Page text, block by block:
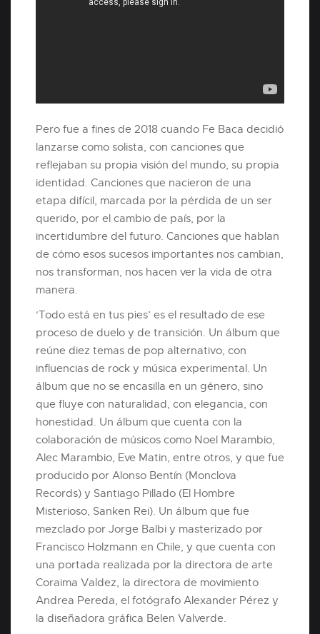
Pero fue a fines de 2018 cuando Fe Baca decidió
lanzarse como solista, con canciones que
reflejaban su propia visión del mundo, su propia
identidad. Canciones que nacieron de una
etapa difícil, marcada por la pérdida de un ser
querido, por el cambio de país, por la
incertidumbre del futuro. Canciones que hablan
de cómo esos sucesos importantes nos cambian,
nos transforman, nos hacen ver la vida de otra
manera.
‘Todo está en tus pies’ es el resultado de ese
proceso de duelo y de transición. Un álbum que
reúne diez temas de pop alternativo, con
influencias de rock y música experimental. Un
álbum que no se encasilla en un género, sino
que fluye con naturalidad, con elegancia, con
honestidad. Un álbum que cuenta con la
colaboración de músicos como Noel Marambio,
Alec Marambio, Eve Matin, entre otros, y que fue
producido por Alonso Bentín (Monclova
Records) y Santiago Pillado (El Hombre
Misterioso, Sanken Rei). Un álbum que fue
mezclado por Jorge Balbi y masterizado por
Francisco Holzmann en Chile, y que cuenta con
una portada realizada por la directora de arte
Coraima Valdez, la directora de movimiento
Andrea Pereda, el fotógrafo Alexander Pérez y
la diseñadora gráfica Belen Valverde.